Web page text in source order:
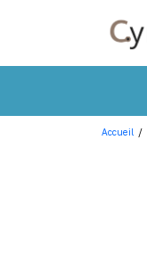
Accueil /